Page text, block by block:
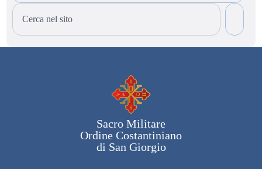
Sacro Militare
Ordine Costantiniano
di San Giorgio